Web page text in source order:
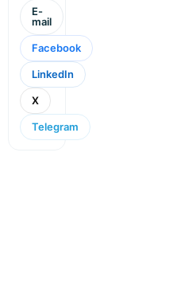
E-
mail
Facebook
LinkedIn
X
Telegram